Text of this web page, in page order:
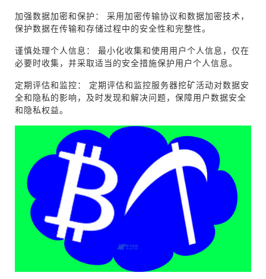
加强数据加密和保护： 采用加密传输协议和数据加密技术，
保护数据在传输和存储过程中的安全性和完整性。
谨慎处理个人信息： 最小化收集和使用用户个人信息，仅在
必要时收集，并采取适当的安全措施保护用户个人信息。
定期评估和监控： 定期评估和监控服务器挖矿活动对数据安
全和隐私的影响，及时发现和解决问题，保障用户数据安全
和隐私权益。